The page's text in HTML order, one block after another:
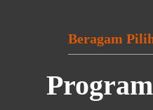
Beragam